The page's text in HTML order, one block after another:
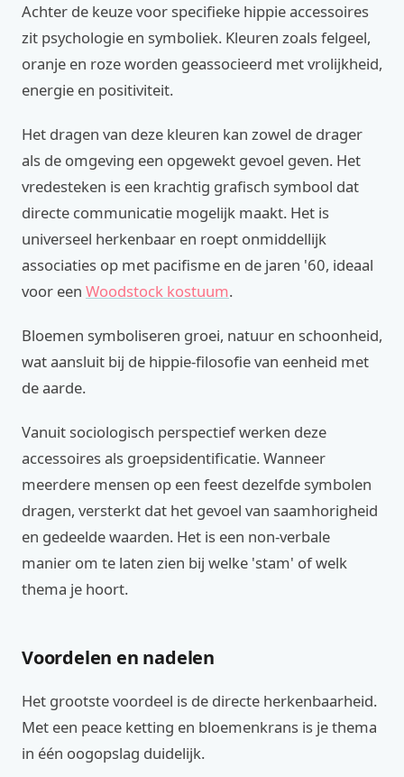
Achter de keuze voor specifieke hippie accessoires
zit psychologie en symboliek. Kleuren zoals felgeel,
oranje en roze worden geassocieerd met vrolijkheid,
energie en positiviteit.
Het dragen van deze kleuren kan zowel de drager
als de omgeving een opgewekt gevoel geven. Het
vredesteken is een krachtig grafisch symbool dat
directe communicatie mogelijk maakt. Het is
universeel herkenbaar en roept onmiddellijk
associaties op met pacifisme en de jaren '60, ideaal
voor een Woodstock kostuum.
Bloemen symboliseren groei, natuur en schoonheid,
wat aansluit bij de hippie-filosofie van eenheid met
de aarde.
Vanuit sociologisch perspectief werken deze
accessoires als groepsidentificatie. Wanneer
meerdere mensen op een feest dezelfde symbolen
dragen, versterkt dat het gevoel van saamhorigheid
en gedeelde waarden. Het is een non-verbale
manier om te laten zien bij welke 'stam' of welk
thema je hoort.
Voordelen en nadelen
Het grootste voordeel is de directe herkenbaarheid.
Met een peace ketting en bloemenkrans is je thema
in één oogopslag duidelijk.